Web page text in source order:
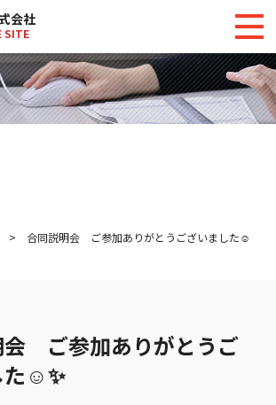
会社
SITE
> 合同説明会 ご参加ありがとうございました☺
会 ご参加ありがとうご
た☺✨